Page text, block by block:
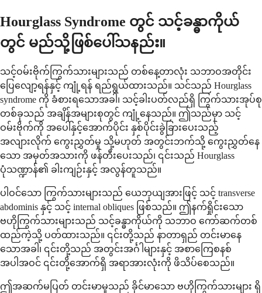
Hourglass Syndrome တွင် သင့်ခန္ဓာကိုယ်
တွင် မည်သို့ဖြစ်ပေါ်သနည်း။
သင့်ဝမ်းဗိုက်ကြွက်သားများသည် တစ်နေ့တာလုံး သဘာဝအတိုင်း
ပြေလျော့ရန်နှင့် ကျုံ့ရန် ရည်ရွယ်ထားသည်။ သင်သည် Hourglass
syndrome ကို ခံစားရသောအခါ၊ သင့်ခါးပတ်လည်ရှိ ကြွက်သားအုပ်စု
တစ်ခုသည် အချိန်အများစုတွင် ကျုံ့နေသည်။ ဤသည်မှာ သင့်
ဝမ်းဗိုက်ကို အပေါ်နှင့်အောက်ပိုင်း နှစ်ပိုင်းခွဲခြားပေးသည့်
အလျားလိုက် ကွေးညွှတ်မှု သို့မဟုတ် အတွင်းဘက်သို့ ကွေးညွှတ်နေ
သော အမှတ်အသားကို ဖန်တီးပေးသည်၊ ၎င်းသည် Hourglass
ပုံသဏ္ဍာန်၏ ခါးကျဉ်းနှင့် အလွန်တူသည်။
ပါဝင်သော ကြွက်သားများသည် ယေဘုယျအားဖြင့် သင့် transverse
abdominis နှင့် သင့် internal obliques ဖြစ်သည်။ ဤနက်ရှိုင်းသော
ဗဟိုကြွက်သားများသည် သင့်ခန္ဓာကိုယ်ကို သဘာဝ ကော်ဆက်တစ်
ထည်ကဲ့သို့ ပတ်ထားသည်။ ၎င်းတို့သည် နာတာရှည် တင်းမာနေ
သောအခါ၊ ၎င်းတို့သည် အတွင်းအင်္ဂါများနှင့် အစာကြေစနစ်
အပါအဝင် ၎င်းတို့အောက်ရှိ အရာအားလုံးကို ဖိသိပ်စေသည်။
ဤအဆက်မပြတ် တင်းမာမှုသည် ခိုင်မာသော ဗဟိုကြွက်သားများ ရှိ